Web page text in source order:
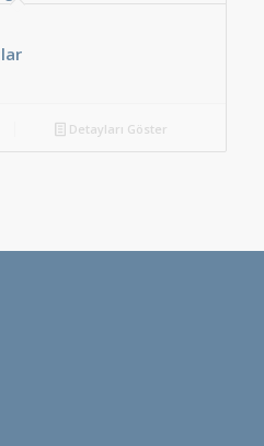
Detayları Göster